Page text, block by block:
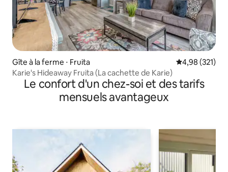
Gîte à la ferme ⋅ Fruita Évaluation
4,98 (321)
Karie's Hideaway Fruita (La cachette de Karie)
Le confort d'un chez-soi et des tarifs
mensuels avantageux